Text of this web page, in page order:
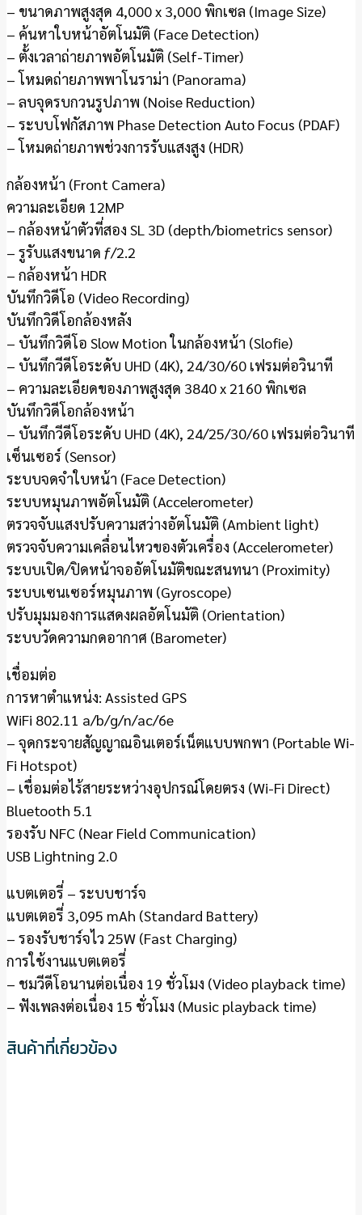
– ขนาดภาพสูงสุด 4,000 x 3,000 พิกเซล (Image Size)
– ค้นหาใบหน้าอัตโนมัติ (Face Detection)
– ตั้งเวลาถ่ายภาพอัตโนมัติ (Self-Timer)
– โหมดถ่ายภาพพาโนราม่า (Panorama)
– ลบจุดรบกวนรูปภาพ (Noise Reduction)
– ระบบโฟกัสภาพ Phase Detection Auto Focus (PDAF)
– โหมดถ่ายภาพช่วงการรับแสงสูง (HDR)
กล้องหน้า (Front Camera)
ความละเอียด 12MP
– กล้องหน้าตัวที่สอง SL 3D (depth/biometrics sensor)
– รูรับแสงขนาด ƒ/2.2
– กล้องหน้า HDR
บันทึกวิดีโอ (Video Recording)
บันทึกวิดีโอกล้องหลัง
– บันทึกวิดีโอ Slow Motion ในกล้องหน้า (Slofie)
– บันทึกวีดีโอระดับ UHD (4K), 24/30/60 เฟรมต่อวินาที
– ความละเอียดของภาพสูงสุด 3840 x 2160 พิกเซล
บันทึกวิดีโอกล้องหน้า
– บันทึกวีดีโอระดับ UHD (4K), 24/25/30/60 เฟรมต่อวินาที
เซ็นเซอร์ (Sensor)
ระบบจดจำใบหน้า (Face Detection)
ระบบหมุนภาพอัตโนมัติ (Accelerometer)
ตรวจจับแสงปรับความสว่างอัตโนมัติ (Ambient light)
ตรวจจับความเคลื่อนไหวของตัวเครื่อง (Accelerometer)
ระบบเปิด/ปิดหน้าจออัตโนมัติขณะสนทนา (Proximity)
ระบบเซนเซอร์หมุนภาพ (Gyroscope)
ปรับมุมมองการแสดงผลอัตโนมัติ (Orientation)
ระบบวัดความกดอากาศ (Barometer)
เชื่อมต่อ
การหาตำแหน่ง: Assisted GPS
WiFi 802.11 a/b/g/n/ac/6e
– จุดกระจายสัญญาณอินเตอร์เน็ตแบบพกพา (Portable Wi-
Fi Hotspot)
– เชื่อมต่อไร้สายระหว่างอุปกรณ์โดยตรง (Wi-Fi Direct)
Bluetooth 5.1
รองรับ NFC (Near Field Communication)
USB Lightning 2.0
แบตเตอรี่ – ระบบชาร์จ
แบตเตอรี่ 3,095 mAh (Standard Battery)
– รองรับชาร์จไว 25W (Fast Charging)
การใช้งานแบตเตอรี่
– ชมวีดีโอนานต่อเนื่อง 19 ชั่วโมง (Video playback time)
– ฟังเพลงต่อเนื่อง 15 ชั่วโมง (Music playback time)
สินค้าที่เกี่ยวข้อง